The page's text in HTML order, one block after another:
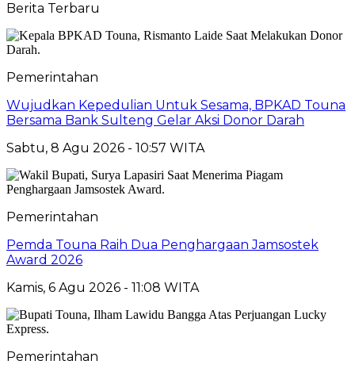
Berita Terbaru
Pemerintahan
Wujudkan Kepedulian Untuk Sesama, BPKAD Touna
Bersama Bank Sulteng Gelar Aksi Donor Darah
Sabtu, 8 Agu 2026 - 10:57 WITA
Pemerintahan
Pemda Touna Raih Dua Penghargaan Jamsostek
Award 2026
Kamis, 6 Agu 2026 - 11:08 WITA
Pemerintahan